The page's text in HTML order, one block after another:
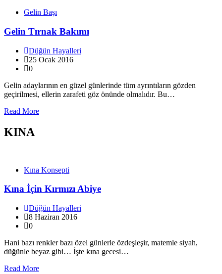
Gelin Başı
Gelin Tırnak Bakımı
Düğün Hayalleri
25 Ocak 2016
0
Gelin adaylarının en güzel günlerinde tüm ayrıntıların gözden
geçirilmesi, ellerin zarafeti göz önünde olmalıdır. Bu…
Read More
KINA
Kına Konsepti
Kına İçin Kırmızı Abiye
Düğün Hayalleri
8 Haziran 2016
0
Hani bazı renkler bazı özel günlerle özdeşleşir, matemle siyah,
düğünle beyaz gibi… İşte kına gecesi…
Read More